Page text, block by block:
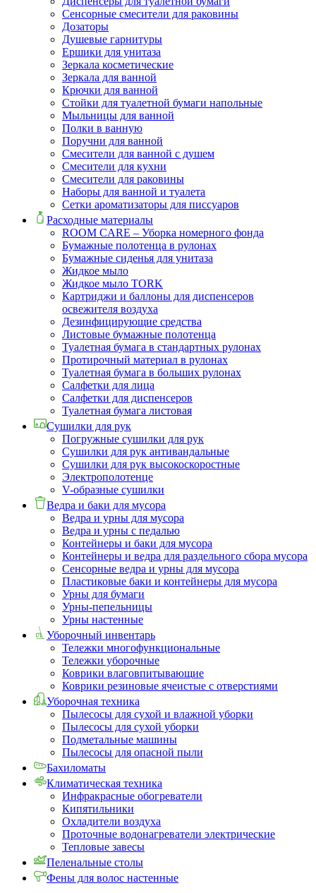
Сенсорные смесители для раковины
Дозаторы
Душевые гарнитуры
Ершики для унитаза
Зеркала косметические
Зеркала для ванной
Крючки для ванной
Стойки для туалетной бумаги напольные
Мыльницы для ванной
Полки в ванную
Поручни для ванной
Смесители для ванной с душем
Смесители для кухни
Смесители для раковины
Наборы для ванной и туалета
Сетки ароматизаторы для писсуаров
Расходные материалы
ROOM CARE – Уборка номерного фонда
Бумажные полотенца в рулонах
Бумажные сиденья для унитаза
Жидкое мыло
Жидкое мыло TORK
Картриджи и баллоны для диспенсеров
освежителя воздуха
Дезинфицирующие средства
Листовые бумажные полотенца
Туалетная бумага в стандартных рулонах
Протирочный материал в рулонах
Туалетная бумага в больших рулонах
Салфетки для лица
Салфетки для диспенсеров
Туалетная бумага листовая
Сушилки для рук
Погружные сушилки для рук
Сушилки для рук антивандальные
Сушилки для рук высокоскоростные
Электрополотенце
V-образные сушилки
Ведра и баки для мусора
Ведра и урны для мусора
Ведра и урны с педалью
Контейнеры и баки для мусора
Контейнеры и ведра для раздельного сбора мусора
Сенсорные ведра и урны для мусора
Пластиковые баки и контейнеры для мусора
Урны для бумаги
Урны-пепельницы
Урны настенные
Уборочный инвентарь
Тележки многофункциональные
Тележки уборочные
Коврики влаговпитывающие
Коврики резиновые ячеистые с отверстиями
Уборочная техника
Пылесосы для сухой и влажной уборки
Пылесосы для сухой уборки
Подметальные машины
Пылесосы для опасной пыли
Бахиломаты
Климатическая техника
Инфракрасные обогреватели
Кипятильники
Охладители воздуха
Проточные водонагреватели электрические
Тепловые завесы
Пеленальные столы
Фены для волос настенные